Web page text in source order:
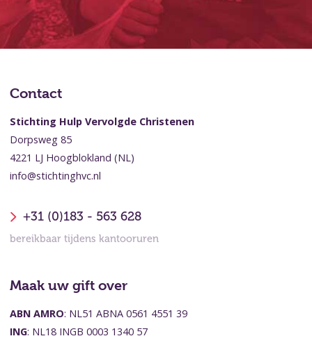
Contact
Stichting Hulp Vervolgde Christenen
Dorpsweg 85
4221 LJ Hoogblokland (NL)
info@stichtinghvc.nl
+31 (0)183 - 563 628
bereikbaar tijdens kantooruren
Maak uw gift over
ABN AMRO: NL51 ABNA 0561 4551 39
ING: NL18 INGB 0003 1340 57